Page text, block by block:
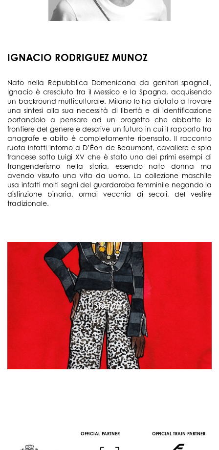
IGNACIO RODRIGUEZ MUNOZ
Nato nella Repubblica Domenicana da genitori spagnoli,
Ignacio è cresciuto tra il Messico e la Spagna, acquisendo
un backround multiculturale. Milano lo ha aiutato a trovare
una sintesi alla sua necessità di libertà e di identificazione
portandolo a pensare ad un progetto che abbatte le
frontiere del genere e descrive un futuro in cui il rapporto tra
anagrafe e abito è completamente ripensato. Il racconto
ruota infatti intorno a D’Éon de Beaumont, cavaliere e spia
francese sotto Luigi XV che è stato uno dei primi esempi di
trangenderismo nella storia, essendo nato donna ma
avendo vissuto una vita da uomo. La collezione maschile
usa infatti molti segni del guardaroba femminile negando la
distinzione binaria, ormai vecchia di secoli, del vestire
tradizionale.
Sketch
OFFICIAL PARTNER OFFICIAL TRAIN PARTNER